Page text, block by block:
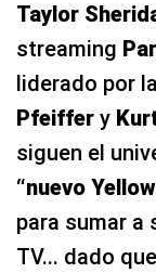
Taylor
streaming
liderado por
Pfeiffer y
siguen el
“nuevo
para sumar a
TV... dado